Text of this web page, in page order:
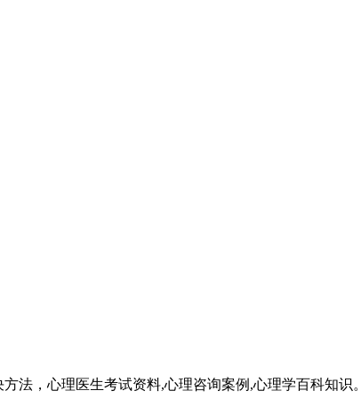
法，心理医生考试资料,心理咨询案例,心理学百科知识。